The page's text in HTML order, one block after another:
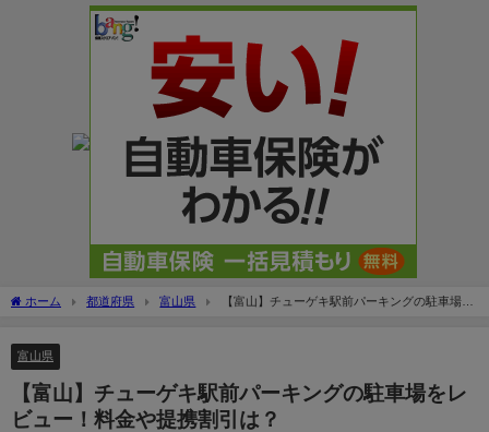
ホーム 都道府県 富山県
【富山】チューゲキ駅前パーキングの駐車場を
富山県
【富山】チューゲキ駅前パーキングの駐車場をレ
ビュー！料金や提携割引は？